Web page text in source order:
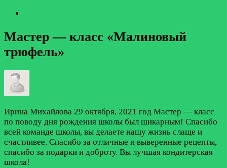
Мастер — класс «Малиновый
трюфель»
Ирина Михайлова 29 октября, 2021 год Мастер — класс
по поводу дня рождения школы был шикарным! Спасибо
всей команде школы, вы делаете нашу жизнь слаще и
счастливее. Спасибо за отличные и выверенные рецепты,
спасибо за подарки и доброту. Вы лучшая кондитерская
школа!